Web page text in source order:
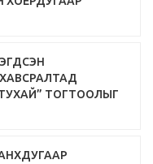
ТОГТООЛЫГ